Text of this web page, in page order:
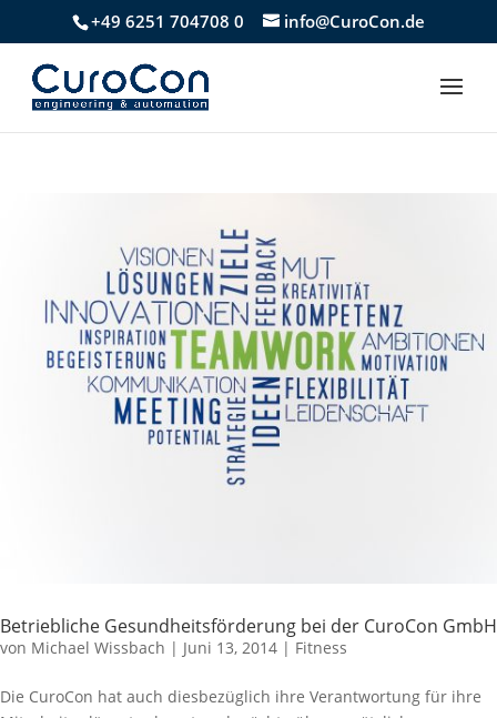
+49 6251 704708 0 info@CuroCon.de
Betriebliche Gesundheitsförderung bei der CuroCon GmbH
von Michael Wissbach | Juni 13, 2014 | Fitness
Die CuroCon hat auch diesbezüglich ihre Verantwortung für ihre